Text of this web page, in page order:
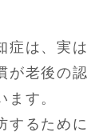
症は、実は
が老後の認
す。
するために